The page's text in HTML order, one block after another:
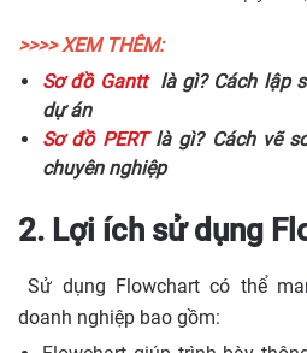
>>>> XEM THÊM:
Sơ đồ Ganttlà gì? Cách lập
dự án
Sơ đồ PERTlà gì? Cách vẽ
chuyên nghiệp
2. Lợi ích sử dụng
Sử dụng Flowchart có thể
doanh nghiệp bao gồm: